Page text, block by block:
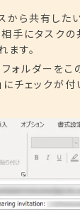
スから共有し
相手にタスク
す。
フォルダーを
にチェックが